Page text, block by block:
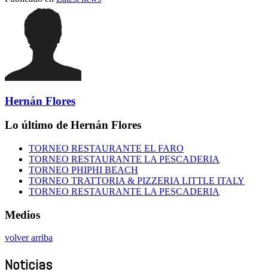
Hernán Flores
Lo último de Hernán Flores
TORNEO RESTAURANTE EL FARO
TORNEO RESTAURANTE LA PESCADERIA
TORNEO PHIPHI BEACH
TORNEO TRATTORIA & PIZZERIA LITTLE ITALY
TORNEO RESTAURANTE LA PESCADERIA
Medios
volver arriba
Noticias